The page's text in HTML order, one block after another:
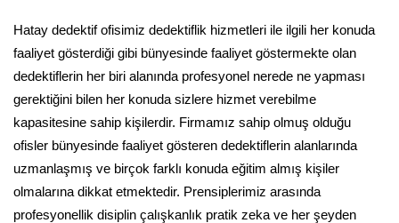
Hatay dedektif ofisimiz dedektiflik hizmetleri ile ilgili her konuda
faaliyet gösterdiği gibi bünyesinde faaliyet göstermekte olan
dedektiflerin her biri alanında profesyonel nerede ne yapması
gerektiğini bilen her konuda sizlere hizmet verebilme
kapasitesine sahip kişilerdir. Firmamız sahip olmuş olduğu
ofisler bünyesinde faaliyet gösteren dedektiflerin alanlarında
uzmanlaşmış ve birçok farklı konuda eğitim almış kişiler
olmalarına dikkat etmektedir. Prensiplerimiz arasında
profesyonellik disiplin çalışkanlık pratik zeka ve her şeyden